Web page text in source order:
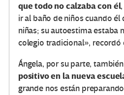
que todo no calzaba con él
ir al baño de niños cuando él
niñas; su autoestima estaba
colegio tradicional», recordó
Ángela, por su parte,
positivo en la nueva
grande nos están